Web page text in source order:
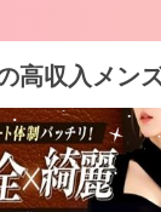
高収入メン